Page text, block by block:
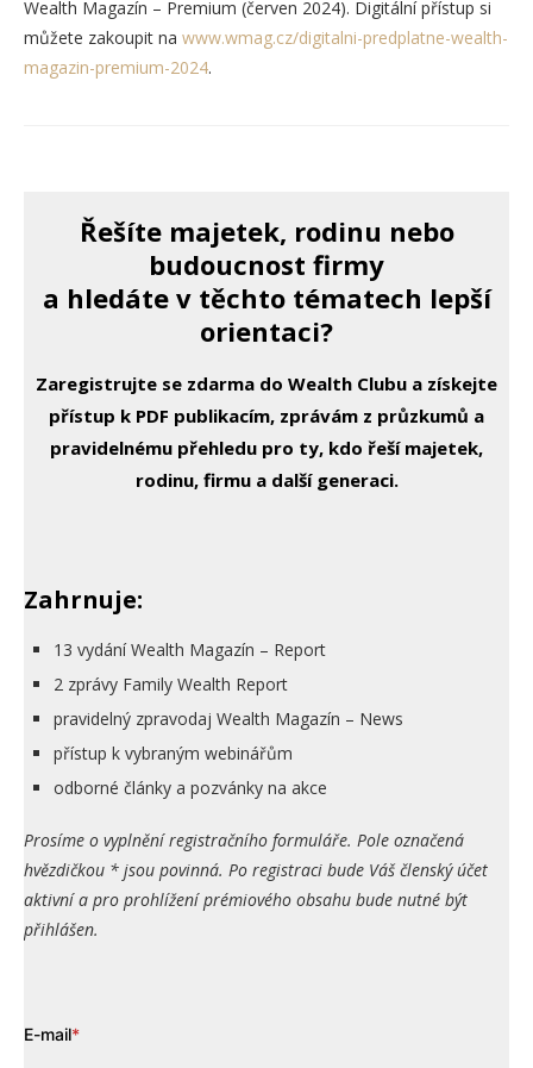
Wealth Magazín – Premium (červen 2024). Digitální přístup si
můžete zakoupit na www.wmag.cz/digitalni-predplatne-wealth-
magazin-premium-2024.
Řešíte majetek, rodinu nebo
budoucnost firmy
a hledáte v těchto tématech lepší
orientaci?
Zaregistrujte se zdarma do Wealth Clubu a získejte
přístup k PDF publikacím, zprávám z průzkumů a
pravidelnému přehledu pro ty, kdo řeší majetek,
rodinu, firmu a další generaci.
Zahrnuje:
13 vydání Wealth Magazín – Report
2 zprávy Family Wealth Report
pravidelný zpravodaj Wealth Magazín – News
přístup k vybraným webinářům
odborné články a pozvánky na akce
Prosíme o vyplnění registračního formuláře. Pole označená
hvězdičkou * jsou povinná. Po registraci bude Váš členský účet
aktivní a pro prohlížení prémiového obsahu bude nutné být
přihlášen.
E-mail*